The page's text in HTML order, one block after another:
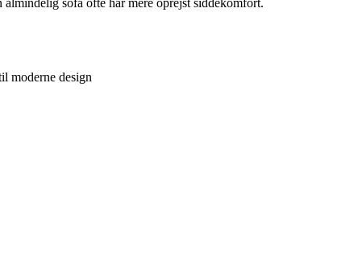
moderne design